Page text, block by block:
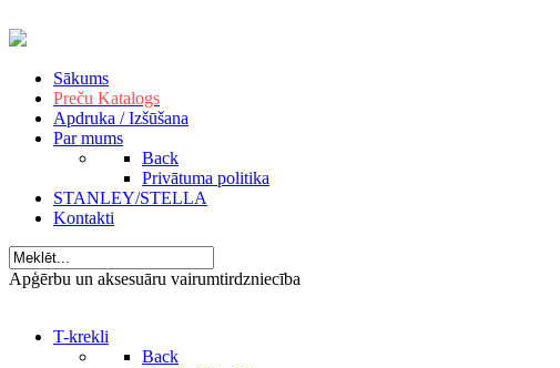
Sākums
Preču Katalogs
Apdruka / Izšūšana
Par mums
Back
Privātuma politika
STANLEY/STELLA
Kontakti
Apģērbu un aksesuāru vairumtirdzniecība
T-krekli
Back